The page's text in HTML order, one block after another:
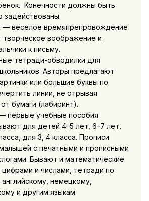
Конечности должны быть
задействованы.
— веселое времяпрепровождение
творческое воображение и
к письму.
тетради-обводилки для
Авторы предлагают
или большие буквы по
линии, не отрывая
бумаги (лабиринт).
первые учебные пособия
для детей 4–5 лет, 6–7 лет,
для 3, 4 класса. Прописи
с печатными и прописными
Бывают и математические
цифрами и числами, тетради по
английскому, немецкому,
и другим языкам.